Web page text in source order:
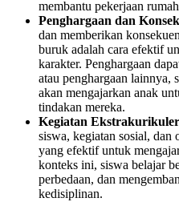
membantu pekerjaan
Penghargaan dan
dan memberikan
buruk adalah cara efektif
karakter. Penghargaan
atau penghargaan lainnya,
akan mengajarkan anak
tindakan mereka.
Kegiatan Ekstrakurikuler
siswa, kegiatan sosial, dan
yang efektif untuk
konteks ini, siswa belajar
perbedaan, dan
kedisiplinan.